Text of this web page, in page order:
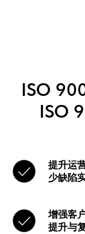
ISO
ISO
提升运
少缺陷
增强客
提升与